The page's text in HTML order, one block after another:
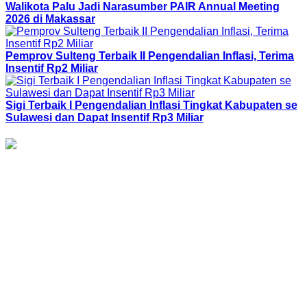
Walikota Palu Jadi Narasumber PAIR Annual Meeting
2026 di Makassar
Pemprov Sulteng Terbaik II Pengendalian Inflasi, Terima
Insentif Rp2 Miliar
Sigi Terbaik I Pengendalian Inflasi Tingkat Kabupaten se
Sulawesi dan Dapat Insentif Rp3 Miliar